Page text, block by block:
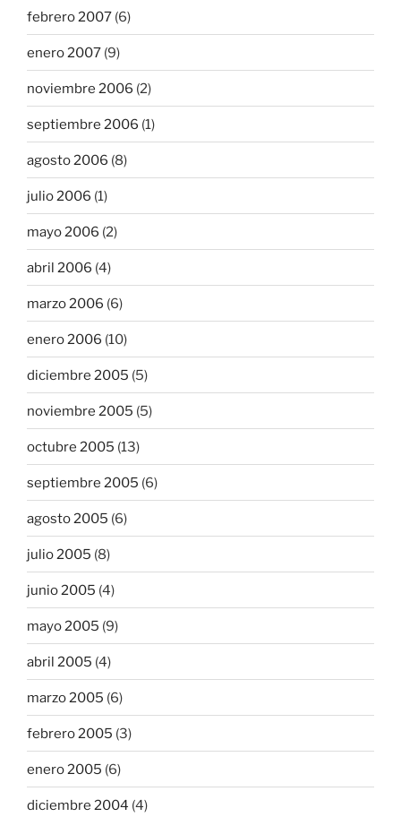
febrero 2007 (6)
enero 2007 (9)
noviembre 2006 (2)
septiembre 2006 (1)
agosto 2006 (8)
julio 2006 (1)
mayo 2006 (2)
abril 2006 (4)
marzo 2006 (6)
enero 2006 (10)
diciembre 2005 (5)
noviembre 2005 (5)
octubre 2005 (13)
septiembre 2005 (6)
agosto 2005 (6)
julio 2005 (8)
junio 2005 (4)
mayo 2005 (9)
abril 2005 (4)
marzo 2005 (6)
febrero 2005 (3)
enero 2005 (6)
diciembre 2004 (4)